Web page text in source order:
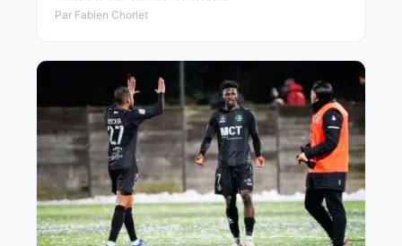
Par Fabien Chorlet